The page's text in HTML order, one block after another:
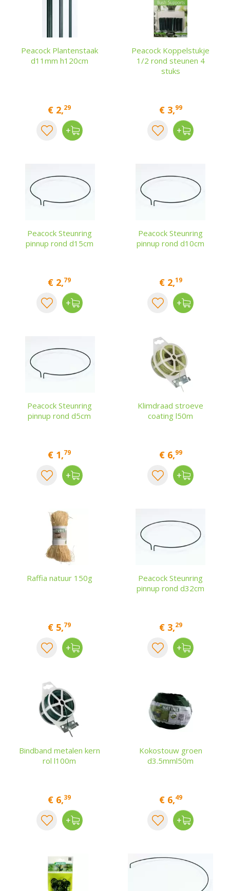
Peacock Plantenstaak
d11mm h120cm
€ 2,29
Peacock Koppelstukje
1/2 rond steunen 4
stuks
€ 3,99
Peacock Steunring
pinnup rond d15cm
€ 2,79
Peacock Steunring
pinnup rond d10cm
€ 2,19
Peacock Steunring
pinnup rond d5cm
€ 1,79
Klimdraad stroeve
coating l50m
€ 6,99
Raffia natuur 150g
€ 5,79
Peacock Steunring
pinnup rond d32cm
€ 3,29
Bindband metalen kern
rol l100m
€ 6,39
Kokostouw groen
d3.5mml50m
€ 6,49